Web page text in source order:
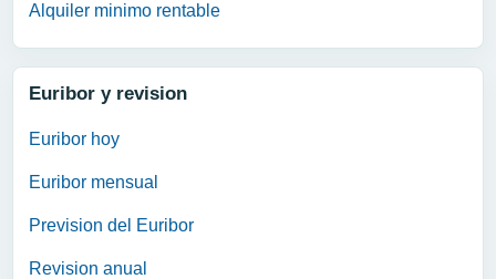
Alquiler minimo rentable
Euribor y revision
Euribor hoy
Euribor mensual
Prevision del Euribor
Revision anual